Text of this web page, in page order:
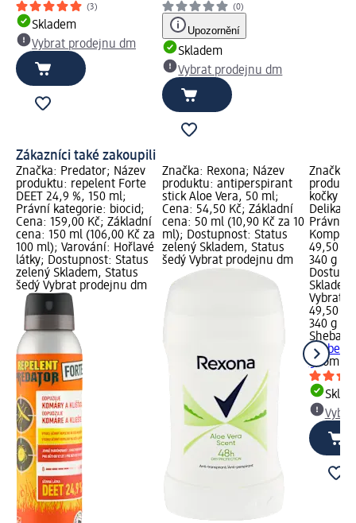
(3)
Skladem
Vybrat prodejnu dm
(0)
Upozornění
Skladem
Vybrat prodejnu dm
Zákazníci také zakoupili
Značka: Predator; Název
produktu: repelent Forte
DEET 24,9 %, 150 ml;
Právní kategorie: biocid;
Cena: 159,00 Kč; Základní
cena: 150 ml (106,00 Kč za
100 ml); Varování: Hořlavé
látky; Dostupnost: Status
zelený Skladem, Status
šedý Vybrat prodejnu dm
Značka: Rexona; Název
produktu: antiperspirant
stick Aloe Vera, 50 ml;
Cena: 54,50 Kč; Základní
cena: 50 ml (10,90 Kč za 10
ml); Dostupnost: Status
zelený Skladem, Status
šedý Vybrat prodejnu dm
Značka:
kočky
Právní
49,50
340 g
Vybrat
49,50 Kč
340 g
Sheba
drůbeží
g